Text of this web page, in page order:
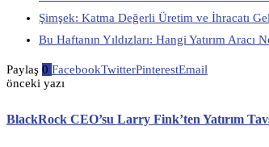
Şimşek: Katma Değerli Üretim ve İhracatı
Bu Haftanın Yıldızları: Hangi Yatırım
Paylaş 0 FacebookTwitterPinterestEmail
önceki yazı
BlackRock CEO’su Larry Fink’ten Yatırım